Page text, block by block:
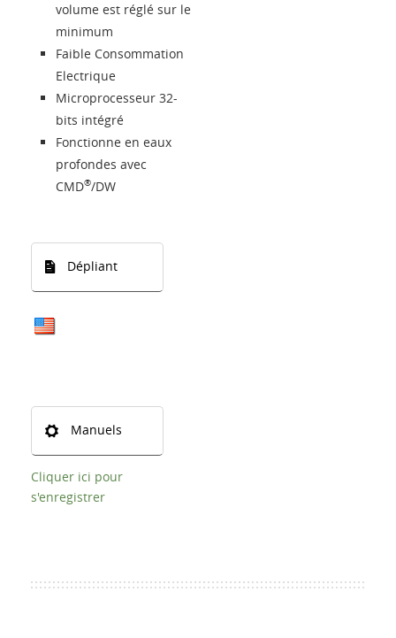
volume est réglé sur le
minimum
Faible Consommation
Electrique
Microprocesseur 32-
bits intégré
Fonctionne en eaux
profondes avec
CMD®/DW
Dépliant
Manuels
Cliquer ici pour
s'enregistrer